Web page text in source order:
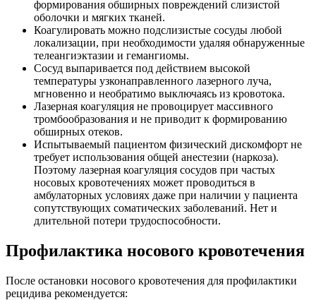
формирования обширных повреждений слизистой
оболочки и мягких тканей.
Коагулировать можно подслизистые сосуды любой
локализации, при необходимости удаляя обнаруженные
телеангиэктазии и гемангиомы.
Сосуд выпаривается под действием высокой
температуры узконаправленного лазерного луча,
мгновенно и необратимо выключаясь из кровотока.
Лазерная коагуляция не провоцирует массивного
тромбообразования и не приводит к формированию
обширных отеков.
Испытываемый пациентом физический дискомфорт не
требует использования общей анестезии (наркоза).
Поэтому лазерная коагуляция сосудов при частых
носовых кровотечениях может проводиться в
амбулаторных условиях даже при наличии у пациента
сопутствующих соматических заболеваний. Нет и
длительной потери трудоспособности.
Профилактика носового кровотечения
После остановки носового кровотечения для профилактики
рецидива рекомендуется: